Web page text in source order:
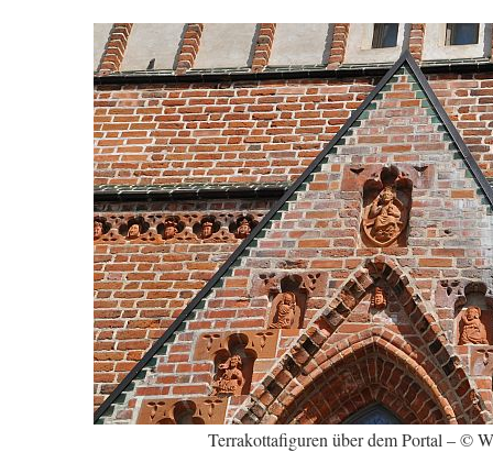
Terrakottafiguren über dem Portal – ©